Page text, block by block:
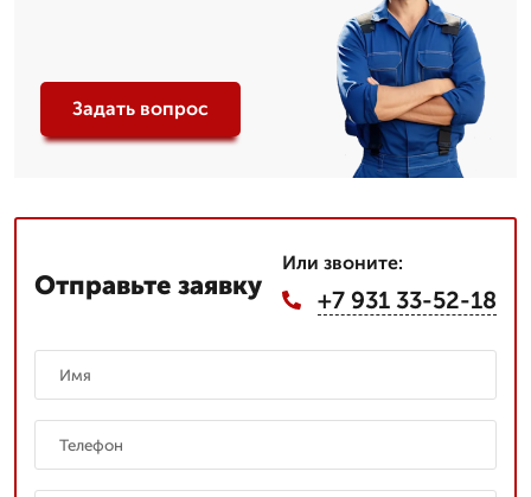
Задать вопрос
Отправьте заявку
Или звоните:
+7 931 33-52-18